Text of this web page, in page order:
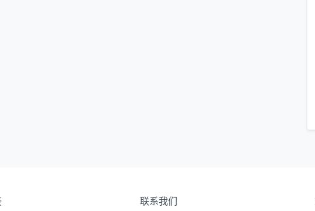
联系我们